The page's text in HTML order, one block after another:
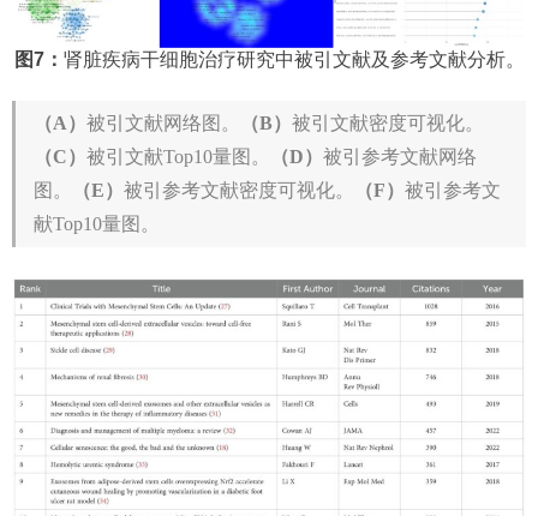
图7： 肾脏疾病干细胞治疗研究中被引文献及参考文献分析。
（A） 被引文献网络图。 （B） 被引文献密度可视化。
（C） 被引文献Top10量图。 （D） 被引参考文献网络
图。
（E） 被引参考文献密度可视化。 （F） 被引参考文
献Top10量图。